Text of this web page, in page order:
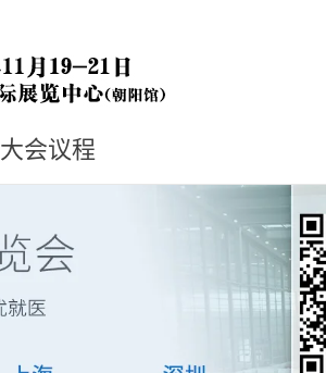
大会议程